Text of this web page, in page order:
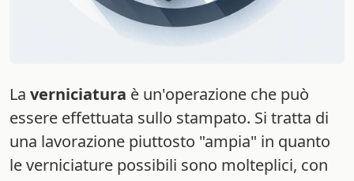
La verniciatura è un'operazione che può
essere effettuata sullo stampato. Si tratta di
una lavorazione piuttosto "ampia" in quanto
le verniciature possibili sono molteplici, con